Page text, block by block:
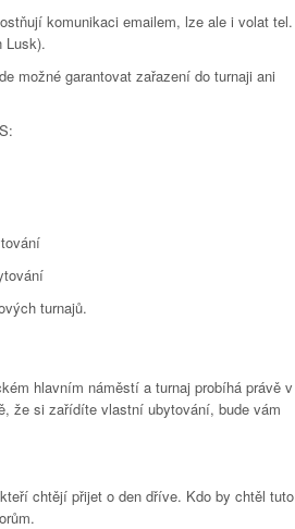
komunikaci emailem, lze ale i volat tel.
Lusk).
možné garantovat zařazení do turnaji ani
turnajů.
hlavním náměstí a turnaj probíhá právě v
že si zařídíte vlastní ubytování, bude vám
chtějí přijet o den dříve. Kdo by chtěl tuto